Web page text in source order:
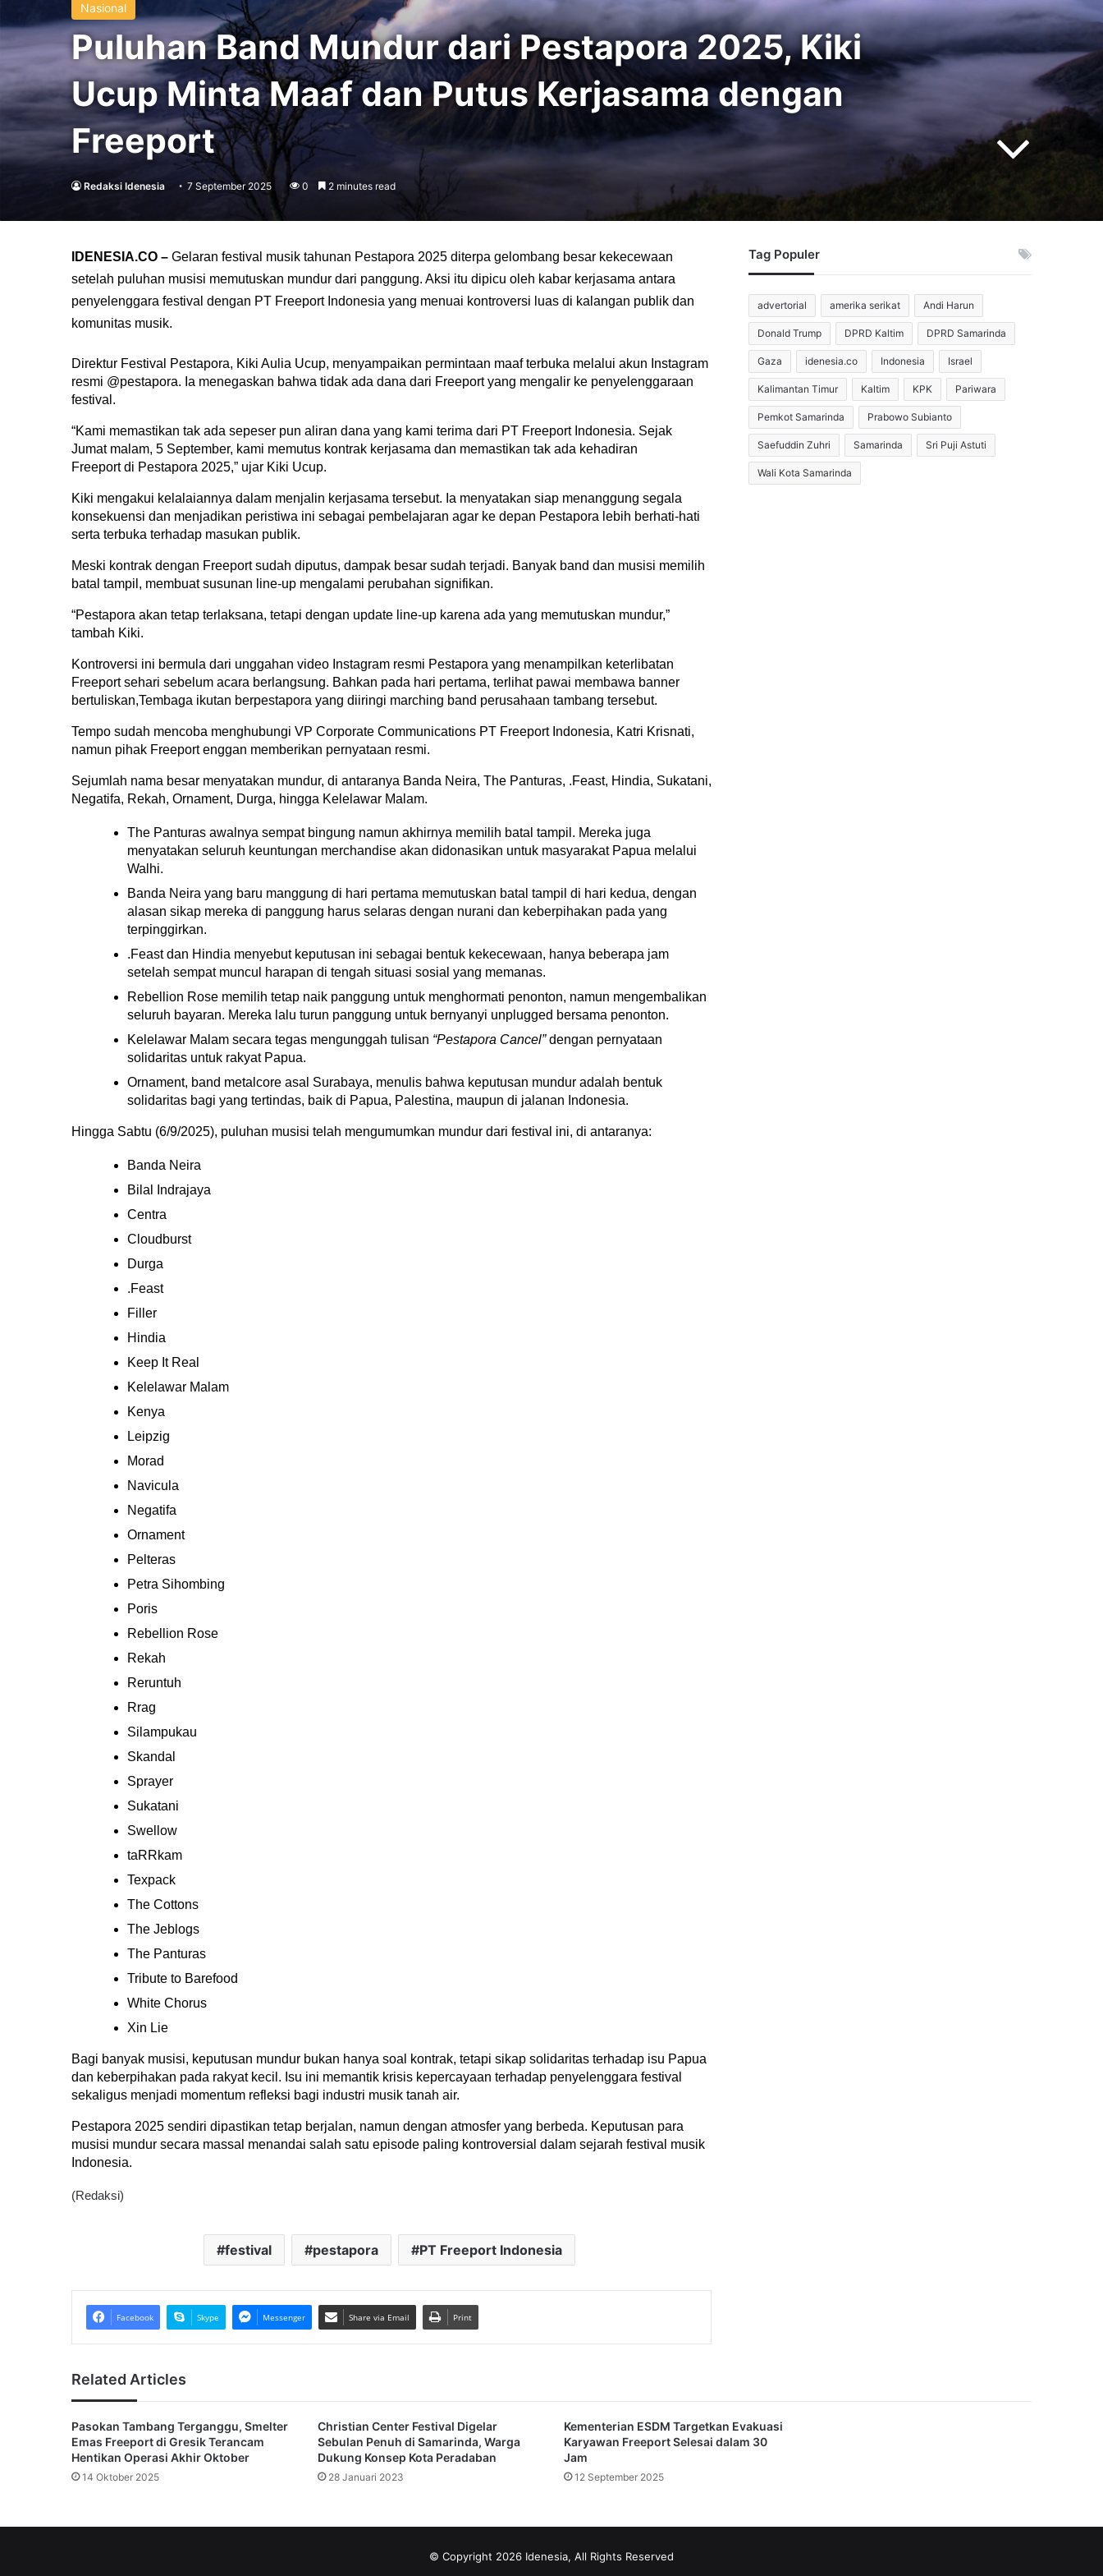
Nasional
Puluhan Band Mundur dari Pestapora 2025, Kiki
Ucup Minta Maaf dan Putus Kerjasama dengan
Freeport
Redaksi Idenesia 7 September 2025 0 2 minutes read
IDENESIA.CO – Gelaran festival musik tahunan Pestapora 2025 diterpa gelombang besar kekecewaan
setelah puluhan musisi memutuskan mundur dari panggung. Aksi itu dipicu oleh kabar kerjasama antara
penyelenggara festival dengan PT Freeport Indonesia yang menuai kontroversi luas di kalangan publik dan
komunitas musik.
Direktur Festival Pestapora, Kiki Aulia Ucup, menyampaikan permintaan maaf terbuka melalui akun Instagram
resmi @pestapora. Ia menegaskan bahwa tidak ada dana dari Freeport yang mengalir ke penyelenggaraan
festival.
“Kami memastikan tak ada sepeser pun aliran dana yang kami terima dari PT Freeport Indonesia. Sejak
Jumat malam, 5 September, kami memutus kontrak kerjasama dan memastikan tak ada kehadiran
Freeport di Pestapora 2025,” ujar Kiki Ucup.
Kiki mengakui kelalaiannya dalam menjalin kerjasama tersebut. Ia menyatakan siap menanggung segala
konsekuensi dan menjadikan peristiwa ini sebagai pembelajaran agar ke depan Pestapora lebih berhati-hati
serta terbuka terhadap masukan publik.
Meski kontrak dengan Freeport sudah diputus, dampak besar sudah terjadi. Banyak band dan musisi memilih
batal tampil, membuat susunan line-up mengalami perubahan signifikan.
“Pestapora akan tetap terlaksana, tetapi dengan update line-up karena ada yang memutuskan mundur,”
tambah Kiki.
Kontroversi ini bermula dari unggahan video Instagram resmi Pestapora yang menampilkan keterlibatan
Freeport sehari sebelum acara berlangsung. Bahkan pada hari pertama, terlihat pawai membawa banner
bertuliskan,Tembaga ikutan berpestapora yang diiringi marching band perusahaan tambang tersebut.
Tempo sudah mencoba menghubungi VP Corporate Communications PT Freeport Indonesia, Katri Krisnati,
namun pihak Freeport enggan memberikan pernyataan resmi.
Sejumlah nama besar menyatakan mundur, di antaranya Banda Neira, The Panturas, .Feast, Hindia, Sukatani,
Negatifa, Rekah, Ornament, Durga, hingga Kelelawar Malam.
The Panturas awalnya sempat bingung namun akhirnya memilih batal tampil. Mereka juga
menyatakan seluruh keuntungan merchandise akan didonasikan untuk masyarakat Papua melalui
Walhi.
Banda Neira yang baru manggung di hari pertama memutuskan batal tampil di hari kedua, dengan
alasan sikap mereka di panggung harus selaras dengan nurani dan keberpihakan pada yang
terpinggirkan.
.Feast dan Hindia menyebut keputusan ini sebagai bentuk kekecewaan, hanya beberapa jam
setelah sempat muncul harapan di tengah situasi sosial yang memanas.
Rebellion Rose memilih tetap naik panggung untuk menghormati penonton, namun mengembalikan
seluruh bayaran. Mereka lalu turun panggung untuk bernyanyi unplugged bersama penonton.
Kelelawar Malam secara tegas mengunggah tulisan “Pestapora Cancel” dengan pernyataan
solidaritas untuk rakyat Papua.
Ornament, band metalcore asal Surabaya, menulis bahwa keputusan mundur adalah bentuk
solidaritas bagi yang tertindas, baik di Papua, Palestina, maupun di jalanan Indonesia.
Hingga Sabtu (6/9/2025), puluhan musisi telah mengumumkan mundur dari festival ini, di antaranya:
Banda Neira
Bilal Indrajaya
Centra
Cloudburst
Durga
.Feast
Filler
Hindia
Keep It Real
Kelelawar Malam
Kenya
Leipzig
Morad
Navicula
Negatifa
Ornament
Pelteras
Petra Sihombing
Poris
Rebellion Rose
Rekah
Reruntuh
Rrag
Silampukau
Skandal
Sprayer
Sukatani
Swellow
taRRkam
Texpack
The Cottons
The Jeblogs
The Panturas
Tribute to Barefood
White Chorus
Xin Lie
Bagi banyak musisi, keputusan mundur bukan hanya soal kontrak, tetapi sikap solidaritas terhadap isu Papua
dan keberpihakan pada rakyat kecil. Isu ini memantik krisis kepercayaan terhadap penyelenggara festival
sekaligus menjadi momentum refleksi bagi industri musik tanah air.
Pestapora 2025 sendiri dipastikan tetap berjalan, namun dengan atmosfer yang berbeda. Keputusan para
musisi mundur secara massal menandai salah satu episode paling kontroversial dalam sejarah festival musik
Indonesia.
(Redaksi)
festival pestapora PT Freeport Indonesia
Facebook Skype Messenger Share via Email Print
Tag Populer
advertorial amerika serikat Andi Harun
Donald Trump DPRD Kaltim DPRD Samarinda
Gaza idenesia.co Indonesia Israel
Kalimantan Timur Kaltim KPK Pariwara
Pemkot Samarinda Prabowo Subianto
Saefuddin Zuhri Samarinda Sri Puji Astuti
Wali Kota Samarinda
Related Articles
Pasokan Tambang Terganggu, Smelter
Emas Freeport di Gresik Terancam
Hentikan Operasi Akhir Oktober
14 Oktober 2025
Christian Center Festival Digelar
Sebulan Penuh di Samarinda, Warga
Dukung Konsep Kota Peradaban
28 Januari 2023
Kementerian ESDM Targetkan Evakuasi
Karyawan Freeport Selesai dalam 30
Jam
12 September 2025
© Copyright 2026 Idenesia, All Rights Reserved